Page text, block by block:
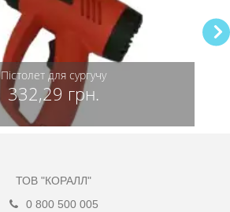
Пістолет для сургучу
332,29 грн.
ТОВ "КОРАЛЛ"
0 800 500 005